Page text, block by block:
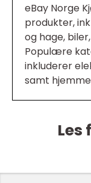
eBay Norge
produkter,
og hage,
Populære
inkluderer
samt
Les